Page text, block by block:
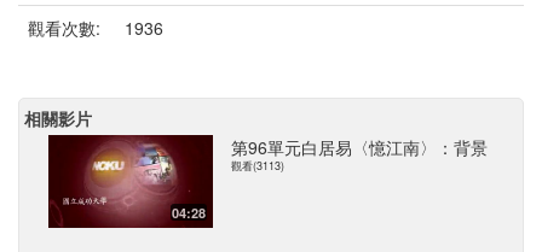
觀看次數:
1936
相關影片
04:28
第96單元白居易〈憶江南〉：背景
觀看(3113)